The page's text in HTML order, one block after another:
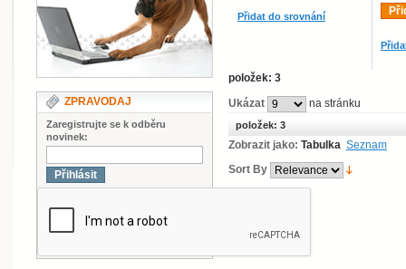
ZPRAVODAJ
Zaregistrujte se k odběru
novinek:
Přihlásit
Přidat do srovnání
položek: 3
Ukázat
na stránku
položek: 3
Zobrazit jako: Tabulka Seznam
Sort By